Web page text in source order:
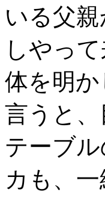
いる父
しやっ
体を明
言うと
テーブ
カも、